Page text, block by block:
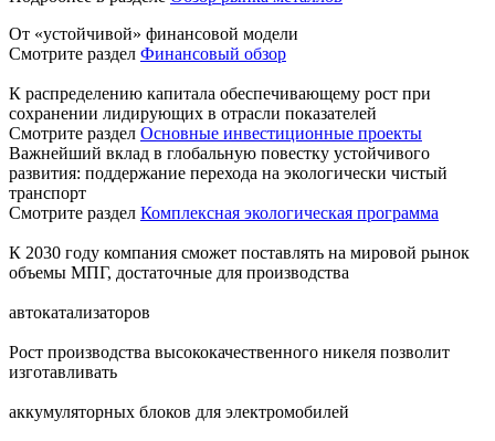
От «устойчивой» финансовой модели
Смотрите раздел Финансовый обзор
К распределению капитала обеспечивающему рост при
сохранении лидирующих в отрасли показателей
Смотрите раздел Основные инвестиционные проекты
Важнейший вклад в глобальную повестку устойчивого
развития: поддержание перехода на экологически чистый
транспорт
Смотрите раздел Комплексная экологическая программа
К 2030 году компания сможет поставлять на мировой рынок
объемы МПГ, достаточные для производства
автокатализаторов
Рост производства высококачественного никеля позволит
изготавливать
аккумуляторных блоков для электромобилей